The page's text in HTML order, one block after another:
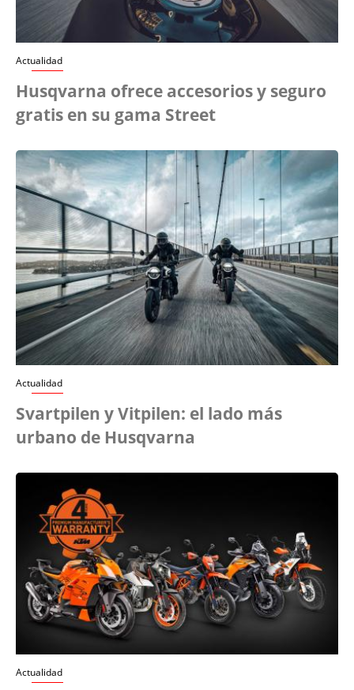
Actualidad
Husqvarna ofrece accesorios y seguro
gratis en su gama Street
Actualidad
Svartpilen y Vitpilen: el lado más
urbano de Husqvarna
Actualidad